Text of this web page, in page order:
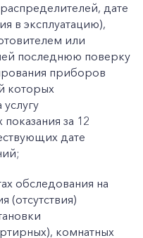
дате
в эксплуатацию),
или
последнюю поверку
приборов
которых
за 12
дате
обследования на
(отсутствия)
комнатных